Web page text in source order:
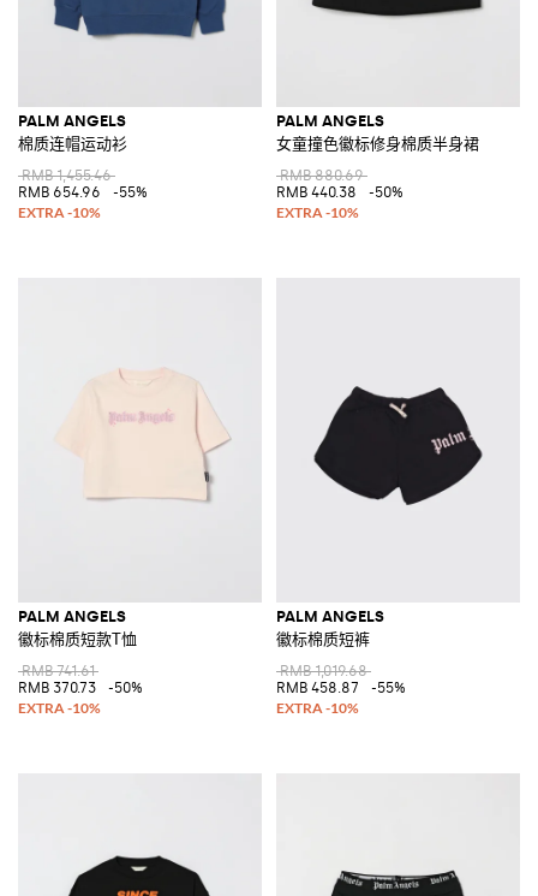
PALM ANGELS
棉质连帽运动衫
RMB 1,455.46
RMB 654.96
-55%
PALM ANGELS
女童撞色徽标修身棉质半身裙
RMB 880.69
RMB 440.38
-50%
PALM ANGELS
徽标棉质短款T恤
RMB 741.61
RMB 370.73
-50%
PALM ANGELS
徽标棉质短裤
RMB 1,019.68
RMB 458.87
-55%